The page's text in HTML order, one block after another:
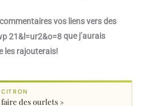
vos liens vers des
que j’aurais
les rajouterais!
faire des ourlets »